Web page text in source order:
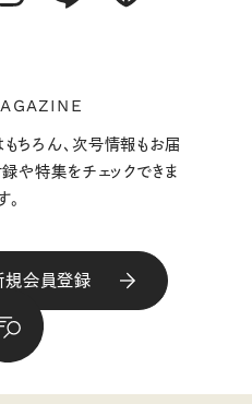
ちろん、次号情報もお届
録や特集をチェックできま
。
規会員登録